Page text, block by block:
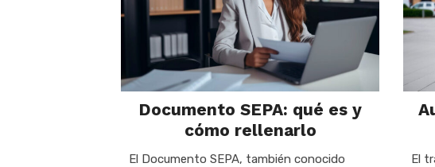
Documento SEPA: qué es y
cómo rellenarlo
El Documento SEPA, también conocido
El